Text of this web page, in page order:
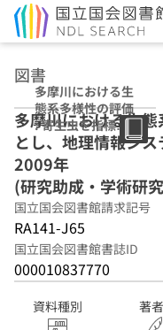
図書
多摩川における生
態系多様性の評価
: 寄生虫を指標と
し、地理情報シス
テムを活用した方
法の開発 : 2009年
(研究助成・学術
研究 ; vol.38
no.279)
多摩川における生
とし、地理情報シ
2009年
(研究助成・学術研
国立国会図書館請求記号
RA141-J65
国立国会図書館書誌ID
000010837770
資料種別 著者